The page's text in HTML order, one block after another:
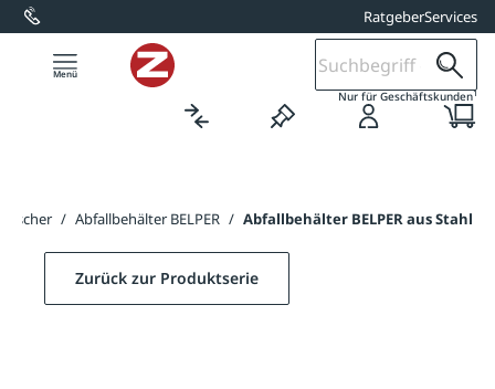
springen RatgeberServices
Nur für Geschäftskunden1
/ Abfallbehälter BELPER / Abfallbehälter BELPER aus Stahl
Zurück zur Produktserie